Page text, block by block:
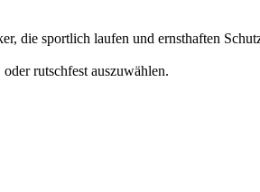
die sportlich laufen und ernsthaften
rutschfest auszuwählen.